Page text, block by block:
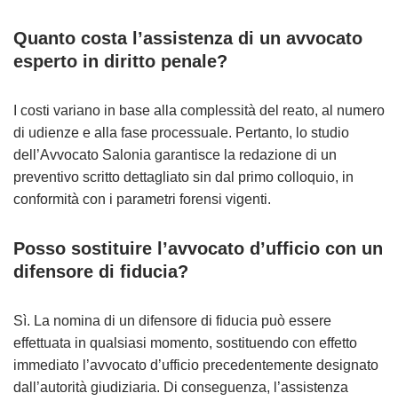
Quanto costa l’assistenza di un avvocato
esperto in diritto penale?
I costi variano in base alla complessità del reato, al numero
di udienze e alla fase processuale. Pertanto, lo studio
dell’Avvocato Salonia garantisce la redazione di un
preventivo scritto dettagliato sin dal primo colloquio, in
conformità con i parametri forensi vigenti.
Posso sostituire l’avvocato d’ufficio con un
difensore di fiducia?
Sì. La nomina di un difensore di fiducia può essere
effettuata in qualsiasi momento, sostituendo con effetto
immediato l’avvocato d’ufficio precedentemente designato
dall’autorità giudiziaria. Di conseguenza, l’assistenza